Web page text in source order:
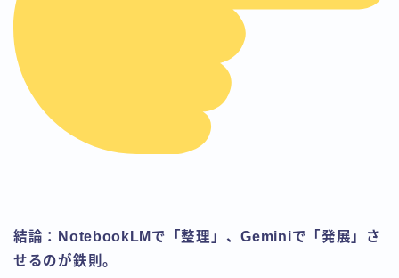
結論：NotebookLMで「整理」、Geminiで「発展」さ
せるのが鉄則。